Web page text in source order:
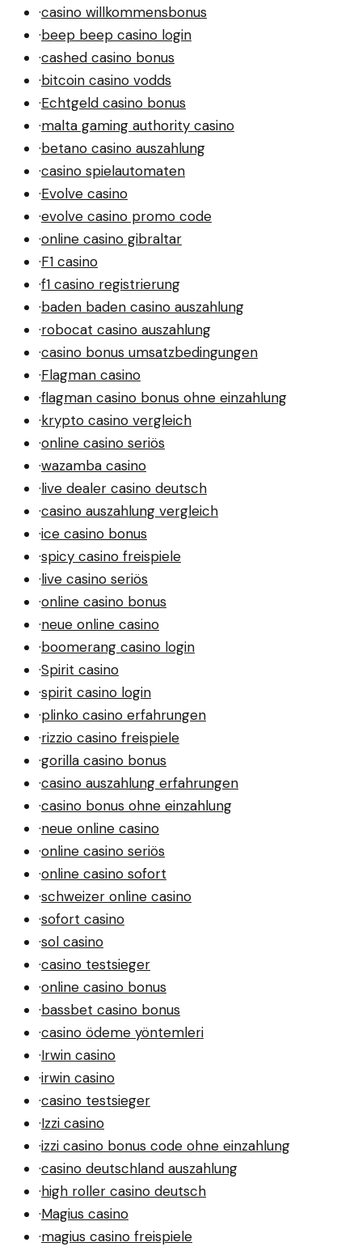
·casino willkommensbonus
·beep beep casino login
·cashed casino bonus
·bitcoin casino vodds
·Echtgeld casino bonus
·malta gaming authority casino
·betano casino auszahlung
·casino spielautomaten
·Evolve casino
·evolve casino promo code
·online casino gibraltar
·F1 casino
·f1 casino registrierung
·baden baden casino auszahlung
·robocat casino auszahlung
·casino bonus umsatzbedingungen
·Flagman casino
·flagman casino bonus ohne einzahlung
·krypto casino vergleich
·online casino seriös
·wazamba casino
·live dealer casino deutsch
·casino auszahlung vergleich
·ice casino bonus
·spicy casino freispiele
·live casino seriös
·online casino bonus
·neue online casino
·boomerang casino login
·Spirit casino
·spirit casino login
·plinko casino erfahrungen
·rizzio casino freispiele
·gorilla casino bonus
·casino auszahlung erfahrungen
·casino bonus ohne einzahlung
·neue online casino
·online casino seriös
·online casino sofort
·schweizer online casino
·sofort casino
·sol casino
·casino testsieger
·online casino bonus
·bassbet casino bonus
·casino ödeme yöntemleri
·Irwin casino
·irwin casino
·casino testsieger
·Izzi casino
·izzi casino bonus code ohne einzahlung
·casino deutschland auszahlung
·high roller casino deutsch
·Magius casino
·magius casino freispiele